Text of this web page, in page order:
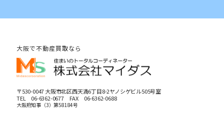
大阪で不動産買取なら
〒530-0047 大阪市北区西天満6丁目8-2ヤノシゲビル505号室
TEL 06-6362-0677FAX 06-6362-0688
大阪府知事（3）第58184号